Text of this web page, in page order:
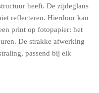
heeft. De zijdeglans
reflecteren. Hierdoor kan
print op fotopapier: het
De strakke afwerking
passend bij elk